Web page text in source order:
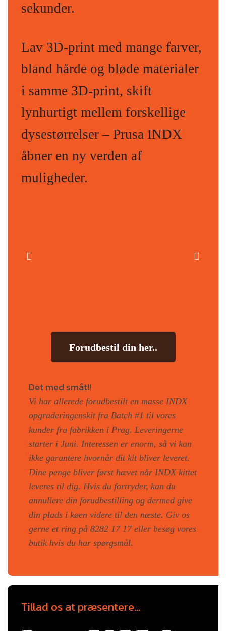
sekunder.
Lav 3D-print med mange farver,
bland hårde og bløde materialer
i samme 3D-print, skift
lynhurtigt mellem forskellige
dysestørrelser – Prusa INDX
åbner en ny verden af
muligheder.
Forudbestil din her..
Det med småt!!
Vi har allerede forudbestilt en masse INDX
opgraderingenskit fra Batch #1 til vores
kunder fra fabrikken i Prag. Leveringerne
starter i Juni. Interessen er enorm, så vi kan
ikke garantere hvornår dit kit bliver leveret.
Dine penge bliver først hævet når INDX kittet
leveres til dig. Hvis du fortryder, kan du
annullere din forudbestilling og dermed give
din plads i køen videre til den næste. Giv os
gerne et ring på 8282 17 17 eller besøg vores
butik hvis du har spørgsmål.
Tillad os at præsentere...